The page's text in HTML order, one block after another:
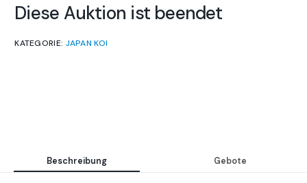
Diese Auktion ist beendet
KATEGORIE: JAPAN KOI
Beschreibung Gebote